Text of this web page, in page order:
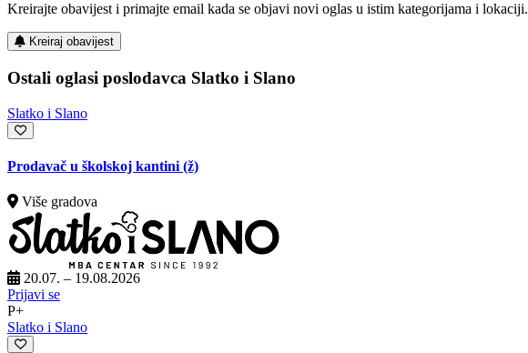
Kreirajte obavijest i primajte email kada se objavi novi oglas u istim kategorijama i lokaciji.
Kreiraj obavijest
Ostali oglasi poslodavca Slatko i Slano
Slatko i Slano
Prodavač u školskoj kantini (ž)
Više gradova
20.07. – 19.08.2026
Prijavi se
P+
Slatko i Slano